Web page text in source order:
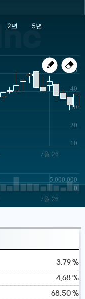
7월 26
10
20
30
40
50
7월 26
0
5,000,000
3.79 %
4.68 %
68.50 %